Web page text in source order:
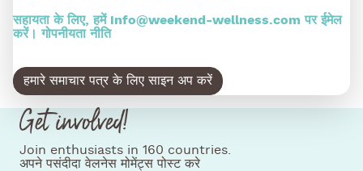
सहायता के लिए, हमें info@weekend-wellness.com पर ईमेल
करें।गोपनीयता नीति
हमारे समाचार पत्र के लिए साइन अप करें
Get involved!
Join enthusiasts in 160 countries.
अपने पसंदीदा वेलनेस मोमेंट्स पोस्ट करे